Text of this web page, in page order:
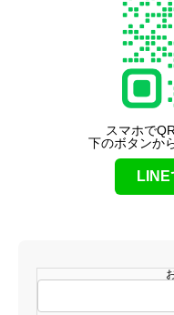
スマホで
下のボタンか